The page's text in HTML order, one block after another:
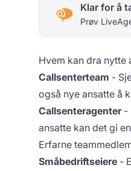
Klar for å
Prøv
Hvem kan dra nytte
Callsenterteam -
også nye ansatte å
Callsenteragenter-
ansatte kan det gi
Erfarne
Småbedriftseiere -